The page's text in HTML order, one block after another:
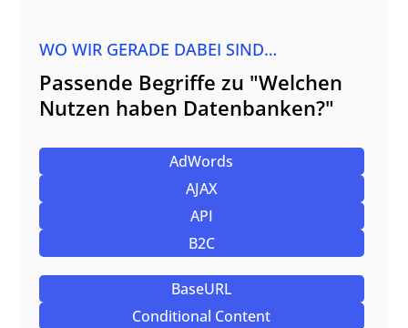
WO WIR GERADE DABEI SIND…
Passende Begriffe zu "Welchen
Nutzen haben Datenbanken?"
AdWords
AJAX
API
B2C
BaseURL
Conditional Content